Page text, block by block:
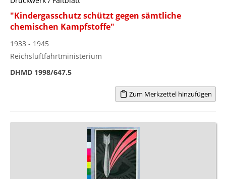
"Kindergasschutz schützt gegen sämtliche
chemischen Kampfstoffe"
1933 - 1945
Reichsluftfahrtministerium
DHMD 1998/647.5
Zum Merkzettel hinzufügen